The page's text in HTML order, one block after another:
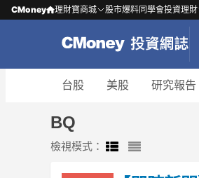
CMoney 理財寶商城 股市爆料同學會投資理財
台股 美股 研究報告
BQ
檢視模式：